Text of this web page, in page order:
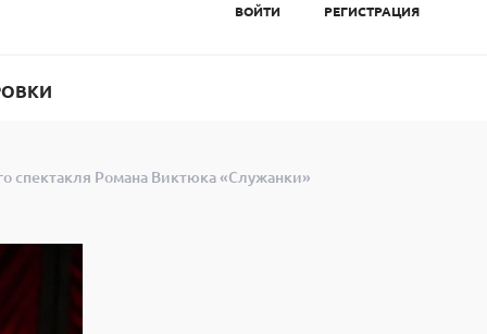
ВОЙТИ РЕГИСТРАЦИЯ
спектакля Романа Виктюка «Служанки»